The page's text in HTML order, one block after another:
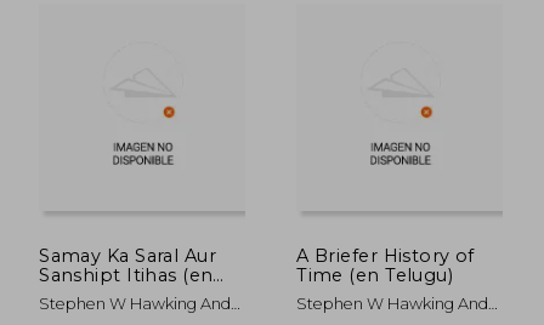
dcto. $ 31.17 dcto. $
Samay Ka Saral Aur
Sanshipt Itihas (en
Hindi)
Stephen W Hawking And
A Briefer History of
Time (en Telugu)
Stephen W Hawking And